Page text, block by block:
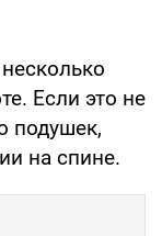
Если это не
подушек,
на спине.